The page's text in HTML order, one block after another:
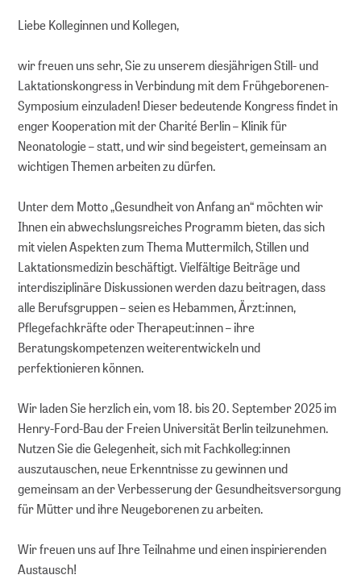
Liebe Kolleginnen und Kollegen,
wir freuen uns sehr, Sie zu unserem diesjährigen Still- und
Laktationskongress in Verbindung mit dem Frühgeborenen-
Symposium einzuladen! Dieser bedeutende Kongress findet in
enger Kooperation mit der Charité Berlin – Klinik für
Neonatologie – statt, und wir sind begeistert, gemeinsam an
wichtigen Themen arbeiten zu dürfen.
Unter dem Motto „Gesundheit von Anfang an“ möchten wir
Ihnen ein abwechslungsreiches Programm bieten, das sich
mit vielen Aspekten zum Thema Muttermilch, Stillen und
Laktationsmedizin beschäftigt. Vielfältige Beiträge und
interdisziplinäre Diskussionen werden dazu beitragen, dass
alle Berufsgruppen – seien es Hebammen, Ärzt:innen,
Pflegefachkräfte oder Therapeut:innen – ihre
Beratungskompetenzen weiterentwickeln und
perfektionieren können.
Wir laden Sie herzlich ein, vom 18. bis 20. September 2025 im
Henry-Ford-Bau der Freien Universität Berlin teilzunehmen.
Nutzen Sie die Gelegenheit, sich mit Fachkolleg:innen
auszutauschen, neue Erkenntnisse zu gewinnen und
gemeinsam an der Verbesserung der Gesundheitsversorgung
für Mütter und ihre Neugeborenen zu arbeiten.
Wir freuen uns auf Ihre Teilnahme und einen inspirierenden
Austausch!